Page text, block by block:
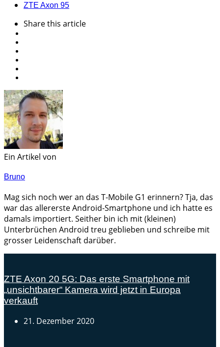
ZTE Axon 95
Sharethis article
Ein Artikel von
Bruno
Mag sich noch wer an das T-Mobile G1 erinnern? Tja, das
war das allererste Android-Smartphone und ich hatte es
damals importiert. Seither bin ich mit (kleinen)
Unterbrüchen Android treu geblieben und schreibe mit
grosser Leidenschaft darüber.
ZTE Axon 20 5G: Das erste Smartphone mit
„unsichtbarer“ Kamera wird jetzt in Europa
verkauft
21. Dezember 2020